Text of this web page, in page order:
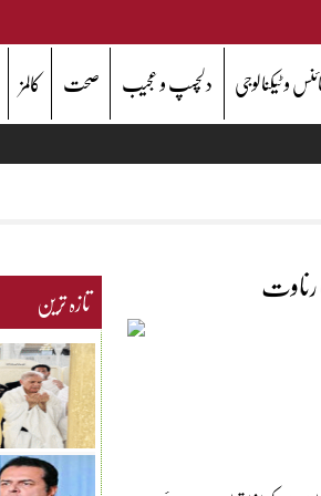
و ٹیکنالوجی دلچسپ و عجیب صحت کالمز
رناوت تازہ ترین